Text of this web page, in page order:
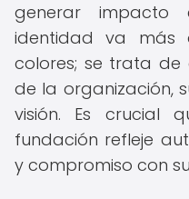
generar impacto
identidad va más
colores; se trata de
de la organización,
visión. Es crucial
fundación refleje
y compromiso con